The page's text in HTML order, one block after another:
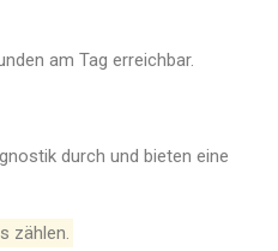
am Tag erreichbar.
durch und bieten eine
zählen.